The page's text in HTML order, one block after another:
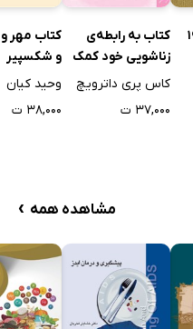
کتاب به رابطه‌ی
زناشویی خود کمک
کنید
کاس پری داترویچ
۳۷,۰۰۰ ت
کتاب مهر
و شکسپیر
وحید کیان
۳۸,۰۰۰ ت
مشاهده همه ›